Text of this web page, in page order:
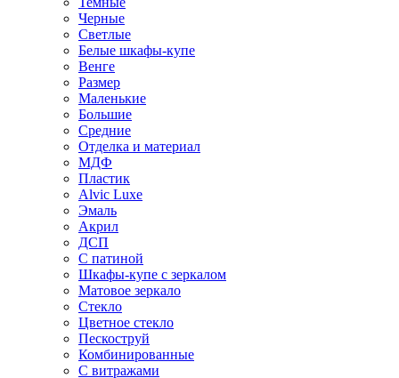
Черные
Светлые
Белые шкафы-купе
Венге
Размер
Маленькие
Большие
Средние
Отделка и материал
МДФ
Пластик
Alvic Luxe
Эмаль
Акрил
ДСП
С патиной
Шкафы-купе с зеркалом
Матовое зеркало
Стекло
Цветное стекло
Пескоструй
Комбинированные
С витражами